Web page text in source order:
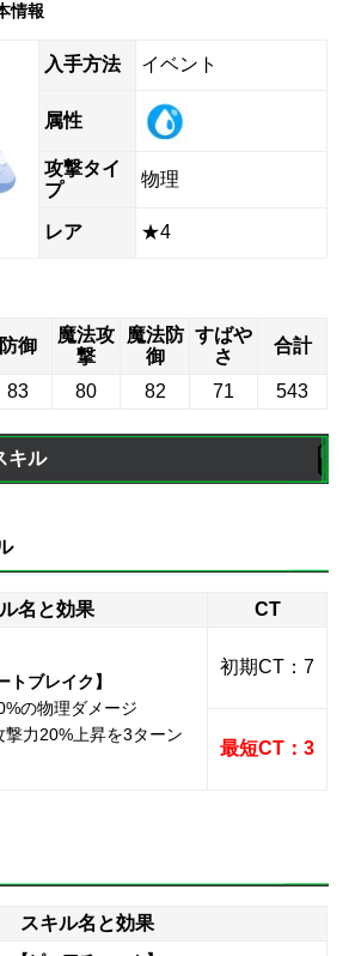
情報
入手方法 イベント
属性
攻撃タイ
プ
物理
レア ★4
防御
魔法攻
撃
魔法防
御
すばや
さ
合計
83 80 82 71 543
キル
名と効果 CT
トブレイク】
の物理ダメージ
力20%上昇を3ターン
初期CT：7
最短CT：3
スキル名と効果